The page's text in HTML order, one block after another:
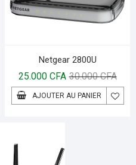
Netgear 2800U
30.000CFA
25.000 CFA
AJOUTER AU PANIER